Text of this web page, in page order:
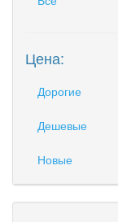
Цена:
Дорогие
Дешевые
Новые